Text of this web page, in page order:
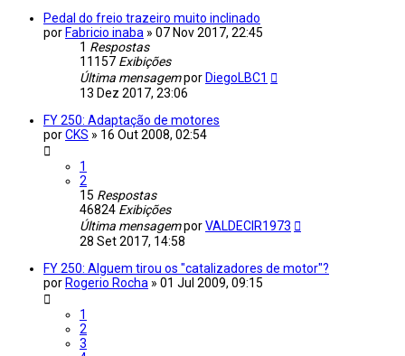
Pedal do freio trazeiro muito inclinado
por Fabricio inaba » 07 Nov 2017, 22:45
1 Respostas
11157 Exibições
Última mensagempor DiegoLBC1
13 Dez 2017, 23:06
FY 250: Adaptação de motores
porCKS » 16 Out 2008, 02:54
1
2
15 Respostas
46824 Exibições
Última mensagemporVALDECIR1973
28 Set 2017, 14:58
FY 250: Alguem tirou os "catalizadores de motor"?
por Rogerio Rocha » 01 Jul 2009, 09:15
1
2
3